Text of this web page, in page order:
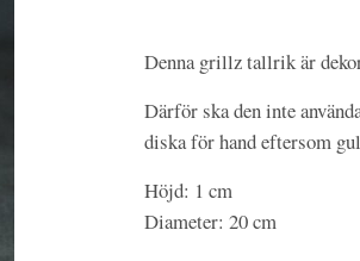
Denna grillz tallrik är
Därför ska den inte
diska för hand eftersom
Höjd: 1 cm
Diameter: 20 cm